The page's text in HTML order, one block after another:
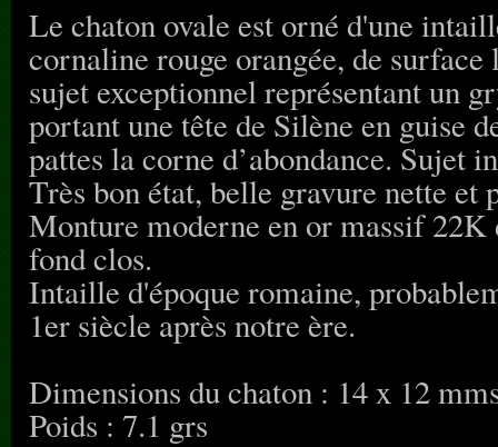
Le chaton ovale est orné d'une
cornaline rouge orangée, de surface
sujet exceptionnel représentant un
portant une tête de Silène en guise
pattes la corne d’abondance. Sujet
Très bon état, belle gravure nette et
Monture moderne en or massif 22K
fond clos.
Intaille d'époque romaine,
1er siècle après notre ère.
Dimensions du chaton : 14 x 12
Poids : 7.1 grs